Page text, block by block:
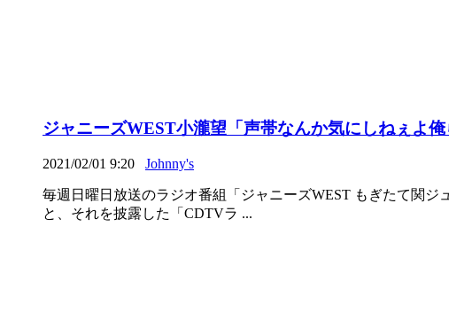
ジャニーズWEST小瀧望「声帯なんか気にしねぇよ
2021/02/01 9:20 Johnny's
毎週日曜日放送のラジオ番組「ジャニーズWEST もぎたて関ジ
と、それを披露した「CDTVラ ...